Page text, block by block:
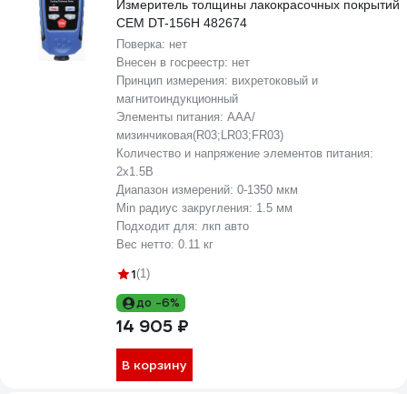
Измеритель толщины лакокрасочных покрытий
СЕМ DT-156H 482674
Поверка: нет
Внесен в госреестр: нет
Принцип измерения: вихретоковый и
магнитоиндукционный
Элементы питания: AAA/
мизинчиковая(R03;LR03;FR03)
Количество и напряжение элементов питания:
2х1.5B
Диапазон измерений: 0-1350 мкм
Min радиус закругления: 1.5 мм
Подходит для: лкп авто
Вес нетто: 0.11 кг
1(1)
до -6%
14 905 ₽
В корзину